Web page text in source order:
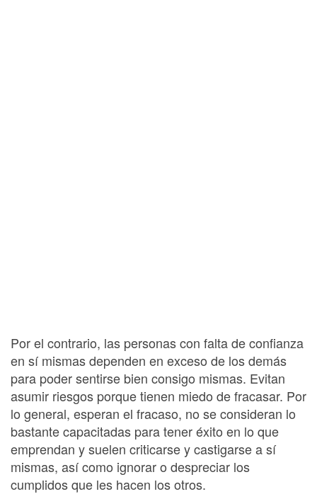
Por el contrario, las personas con falta de confianza
en sí mismas dependen en exceso de los demás
para poder sentirse bien consigo mismas. Evitan
asumir riesgos porque tienen miedo de fracasar. Por
lo general, esperan el fracaso, no se consideran lo
bastante capacitadas para tener éxito en lo que
emprendan y suelen criticarse y castigarse a sí
mismas, así como ignorar o despreciar los
cumplidos que les hacen los otros.